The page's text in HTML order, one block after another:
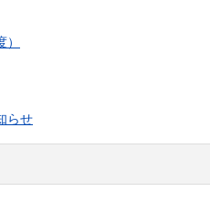
らせ